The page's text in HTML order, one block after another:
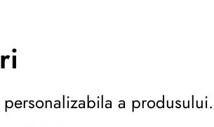
personalizabila a produsului.